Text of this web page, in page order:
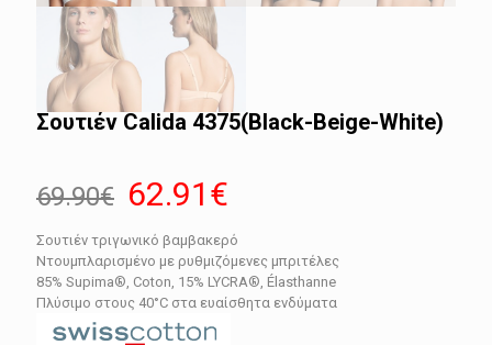
Σουτιέν Calida 4375(Black-Beige-White)
69.90€ Original
price
was:
69.90€.
62.91 €
τρέχουσα
τιμή
είναι:
62.91€.
Σουτιέν τριγωνικό βαμβακερό
Ντουμπλαρισμένο με ρυθμιζόμενες μπριτέλες
85% Supima®, Coton, 15% LYCRA®, Élasthanne
Πλύσιμο στους 40°C στα ευαίσθητα ενδύματα